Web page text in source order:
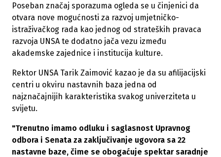
Poseban značaj sporazuma ogleda se u činjenici da
otvara nove mogućnosti za razvoj umjetničko-
istraživačkog rada kao jednog od strateških pravaca
razvoja UNSA te dodatno jača vezu između
akademske zajednice i institucija kulture.
Rektor UNSA Tarik Zaimović kazao je da su afilijacijski
centri u okviru nastavnih baza jedna od
najznačajnijih karakteristika svakog univerziteta u
svijetu.
"Trenutno imamo odluku i saglasnost Upravnog
odbora i Senata za zaključivanje ugovora sa 22
nastavne baze, čime se obogaćuje spektar saradnje